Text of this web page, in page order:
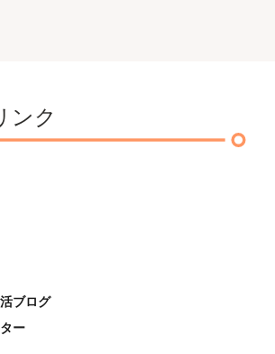
ンク
ブログ
ー